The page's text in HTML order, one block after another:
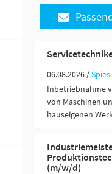
06.08.2026 /
Inbetriebnahme
von Maschinen
hauseigenen
(m/w/d)